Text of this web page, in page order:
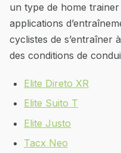
un type de home
applications
cyclistes de s’entraîner
des conditions de
Elite Direto XR
Elite Suito T
Elite Justo
Tacx Neo